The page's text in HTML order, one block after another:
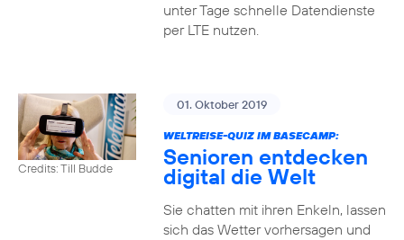
unter Tage schnelle Datendienste
per LTE nutzen.
Credits: Till Budde
01. Oktober 2019
WELTREISE-QUIZ IM BASECAMP:
Senioren entdecken
digital die Welt
Sie chatten mit ihren Enkeln, lassen
sich das Wetter vorhersagen und